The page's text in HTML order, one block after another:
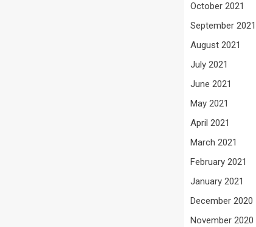
October 2021
September 2021
August 2021
July 2021
June 2021
May 2021
April 2021
March 2021
February 2021
January 2021
December 2020
November 2020